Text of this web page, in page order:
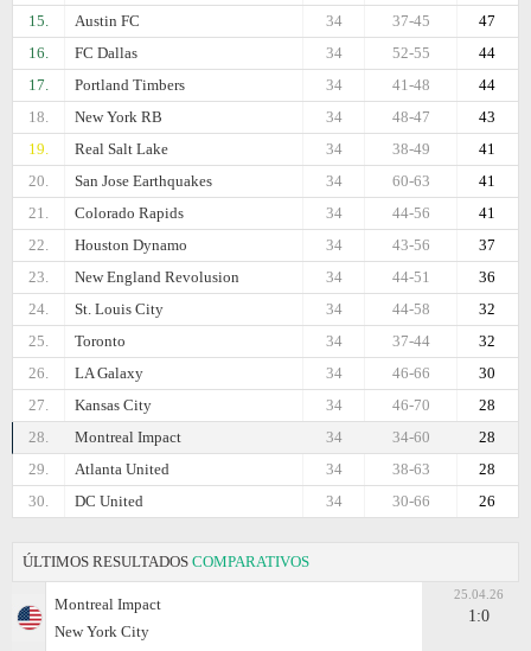
15.
Austin FC 47
37-45
34
16.
FC Dallas 44
52-55
34
17.
Portland Timbers 44
41-48
34
18.
New York RB 43
48-47
34
19.
Real Salt Lake 41
38-49
34
20.
San Jose Earthquakes 41
60-63
34
21.
Colorado Rapids 41
44-56
34
22.
Houston Dynamo 37
43-56
34
23.
New England Revolusion 36
44-51
34
24.
St. Louis City 32
44-58
34
25.
Toronto 32
37-44
34
26.
LA Galaxy 30
46-66
34
27.
Kansas City 28
46-70
34
28.
Montreal Impact 28
34-60
34
29.
Atlanta United 28
38-63
34
30.
DC United 26
30-66
34
ÚLTIMOS RESULTADOS COMPARATIVOS
Montreal Impact
New York City
25.04.26
1:0